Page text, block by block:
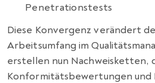
Penetrationstests
Diese Konvergenz verändert
Arbeitsumfang im
erstellen nun Nachweisketten,
Konformitätsbewertungen und